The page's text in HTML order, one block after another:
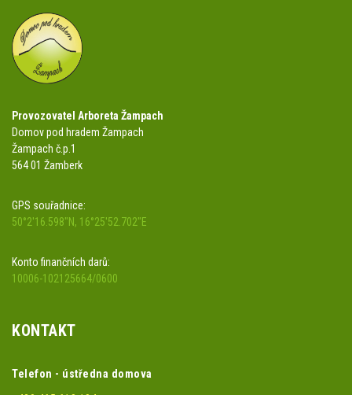
Provozovatel Arboreta Žampach
Domov pod hradem Žampach
Žampach č.p.1
564 01 Žamberk
GPS souřadnice:
50°2'16.598"N, 16°25'52.702"E
Konto finančních darů:
10006-102125664/0600
KONTAKT
Telefon - ústředna domova